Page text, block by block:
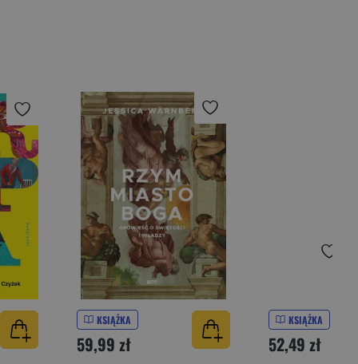
KSIĄŻKA
59,99 zł
KSIĄŻKA
52,49 zł